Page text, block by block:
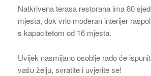
Natkrivena terasa restorana ima 80
mjesta, dok vrlo moderan interijer
s kapacitetom od 16 mjesta.
Uvijek nasmijano osoblje rado će
vašu želju, svratite i uvjerite se!